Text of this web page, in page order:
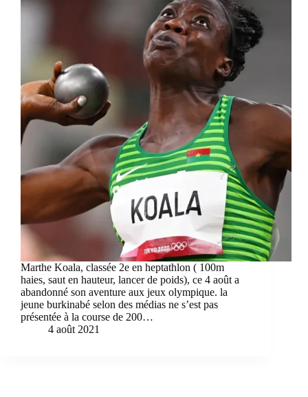
Marthe Koala, classée 2e en heptathlon ( 100m
haies, saut en hauteur, lancer de poids), ce 4 août a
abandonné son aventure aux jeux olympique. la
jeune burkinabé selon des médias ne s’est pas
présentée à la course de 200…
4 août 2021